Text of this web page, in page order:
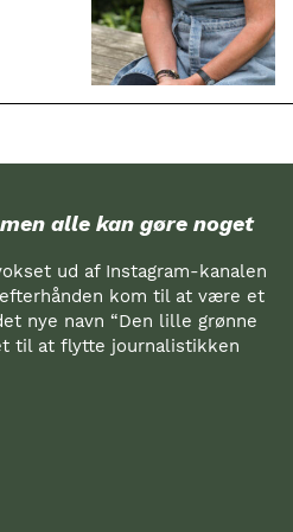
alle kan gøre noget
ud af Instagram-kanalen
kom til at være et
nye navn “Den lille grønne
til at flytte journalistikken